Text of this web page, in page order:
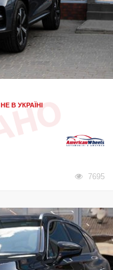
НЕ В УКРАЇНІ
7695